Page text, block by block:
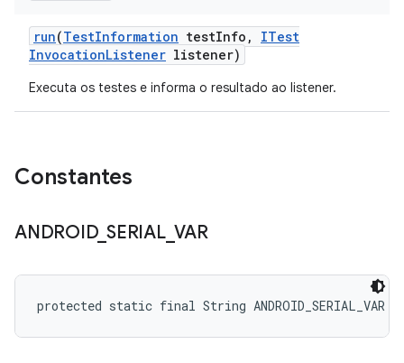
run(TestInformation testInfo ,
ITest
InvocationListener listener)
Executa os testes e informa o resultado ao listener.
Constantes
ANDROID_ SERIAL_VAR
protected static final String ANDROID_SERIAL_VAR